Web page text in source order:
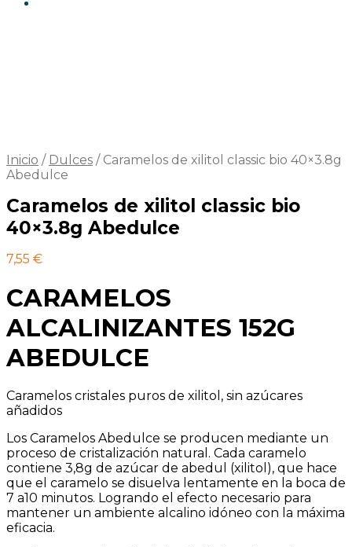
Inicio / Dulces /Caramelos de xilitol classic bio 40×3.8g
Abedulce
Caramelos de xilitol classic bio
40×3.8g Abedulce
7,55 €
CARAMELOS
ALCALINIZANTES 152G
ABEDULCE
Caramelos cristales puros de xilitol, sin azúcares
añadidos
Los Caramelos Abedulce se producen mediante un
proceso de cristalización natural. Cada caramelo
contiene 3,8g de azúcar de abedul (xilitol), que hace
que el caramelo se disuelva lentamente en la boca de
7 a10 minutos. Logrando el efecto necesario para
mantener un ambiente alcalino idóneo con la máxima
eficacia.